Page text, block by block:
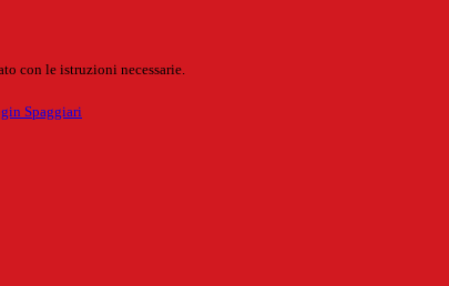
con le istruzioni necessarie.
Spaggiari